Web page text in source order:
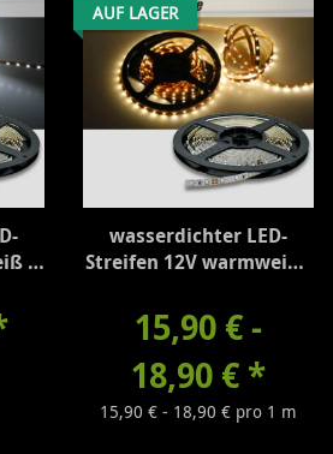
-
AUF LAGER
wasserdichter LED-
Streifen 12V warmweiß -
15,90 € -
18,90 € *
15,90 € - 18,90 € pro 1 m